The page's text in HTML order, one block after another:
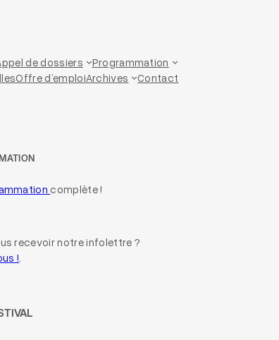
de dossiers
Programmation
Offre d’emploiArchives Contact
complète !
recevoir notre infolettre ?
!.